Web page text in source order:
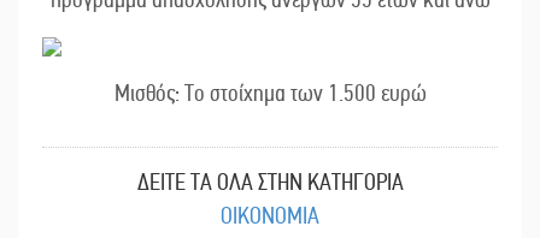
Μισθός: Το στοίχημα των 1.500 ευρώ
ΔΕΙΤΕ ΤΑ ΟΛΑ ΣΤΗΝ ΚΑΤΗΓΟΡΙΑ
ΟΙΚΟΝΟΜΙΑ